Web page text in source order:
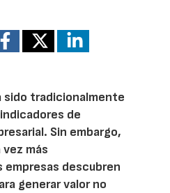
sido tradicionalmente
de
Sin embargo,
más
descubren
generar valor no